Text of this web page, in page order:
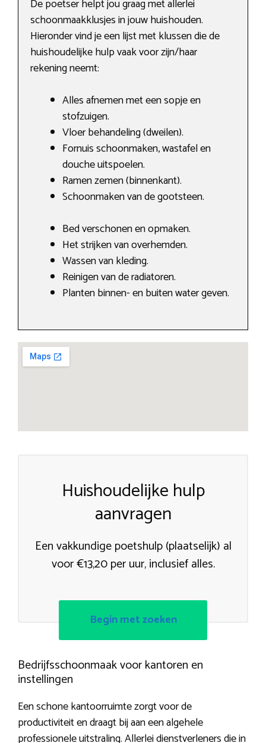
De poetser helpt jou graag met allerlei
schoonmaakklusjes in jouw huishouden.
Hieronder vind je een lijst met klussen die de
huishoudelijke hulp vaak voor zijn/haar
rekening neemt:
Alles afnemen met een sopje en
stofzuigen.
Vloer behandeling (dweilen).
Fornuis schoonmaken, wastafel en
douche uitspoelen.
Ramen zemen (binnenkant).
Schoonmaken van de gootsteen.
Bed verschonen en opmaken.
Het strijken van overhemden.
Wassen van kleding.
Reinigen van de radiatoren.
Planten binnen- en buiten water geven.
Huishoudelijke hulp
aanvragen
Een vakkundige poetshulp (plaatselijk) al
voor €13,20 per uur, inclusief alles.
Begin met zoeken
Bedrijfsschoonmaak voor kantoren en
instellingen
Een schone kantoorruimte zorgt voor de
productiviteit en draagt bij aan een algehele
professionele uitstraling. Allerlei dienstverleners die in